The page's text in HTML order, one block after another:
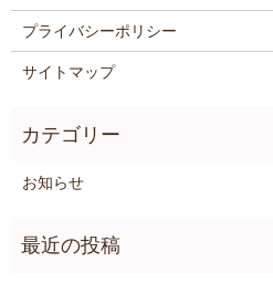
プライバシーポリシー
サイトマップ
お知らせ